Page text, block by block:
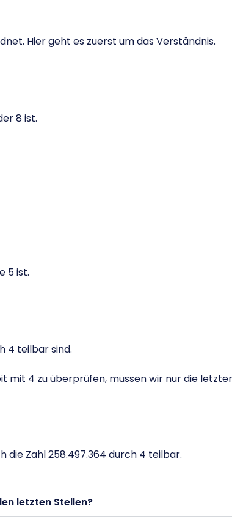
Hier geht es zuerst um das Verständnis.
8 ist.
5 ist.
4 teilbar sind.
mit 4 zu überprüfen, müssen wir nur die
die Zahl 258.497.364 durch 4 teilbar.
letzten Stellen?